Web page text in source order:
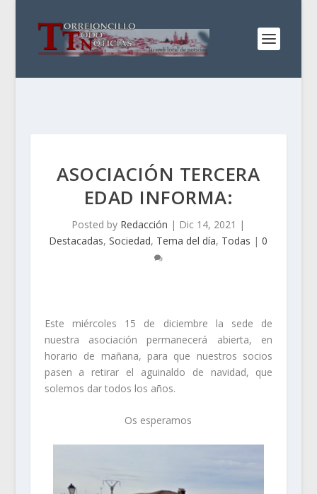
ASOCIACIÓN TERCERA
EDAD INFORMA:
Posted by Redacción | Dic 14, 2021 |
Destacadas,Sociedad, Tema del día, Todas |0
Este miércoles 15 de diciembre la sede de
nuestra asociación permanecerá abierta, en
horario de mañana, para que nuestros socios
pasen a retirar el aguinaldo de navidad, que
solemos dar todos los años.
Os esperamos